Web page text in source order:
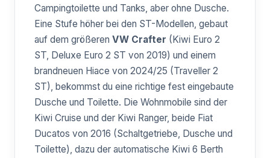
Campingtoilette und Tanks, aber ohne Dusche.
Eine Stufe höher bei den ST-Modellen, gebaut
auf dem größeren VW Crafter (Kiwi Euro 2
ST, Deluxe Euro 2 ST von 2019) und einem
brandneuen Hiace von 2024/25 (Traveller 2
ST), bekommst du eine richtige fest eingebaute
Dusche und Toilette. Die Wohnmobile sind der
Kiwi Cruise und der Kiwi Ranger, beide Fiat
Ducatos von 2016 (Schaltgetriebe, Dusche und
Toilette), dazu der automatische Kiwi 6 Berth